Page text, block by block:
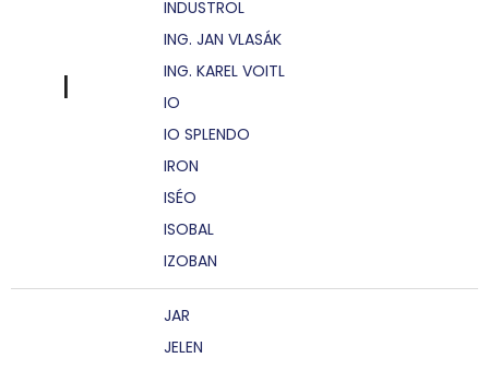
I
INDUSTROL
ING. JAN VLASÁK
ING. KAREL VOITL
IO
IO SPLENDO
IRON
ISÉO
ISOBAL
IZOBAN
JAR
JELEN